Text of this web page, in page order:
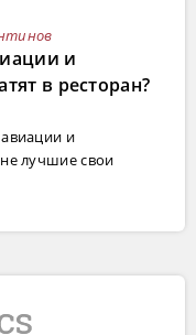
и
в ресторан?
и
лучшие свои